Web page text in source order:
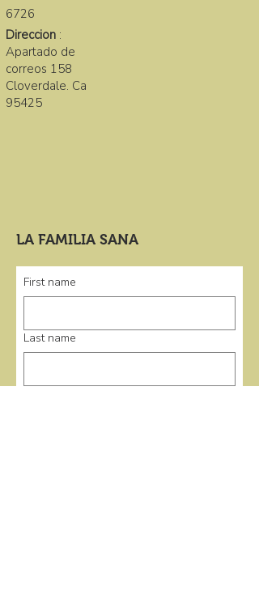
6726
LA FAMILIA SANA
First name
Last name
Direccion :
Apartado de
correos 158
Cloverdale. Ca
95425